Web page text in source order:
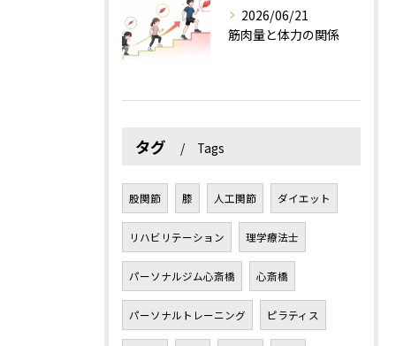
2026/06/21
筋肉量と体力の関係
タグ Tags
股関節 膝 人工関節 ダイエット
リハビリテーション 理学療法士
パーソナルジム心斎橋 心斎橋
パーソナルトレーニング ピラティス